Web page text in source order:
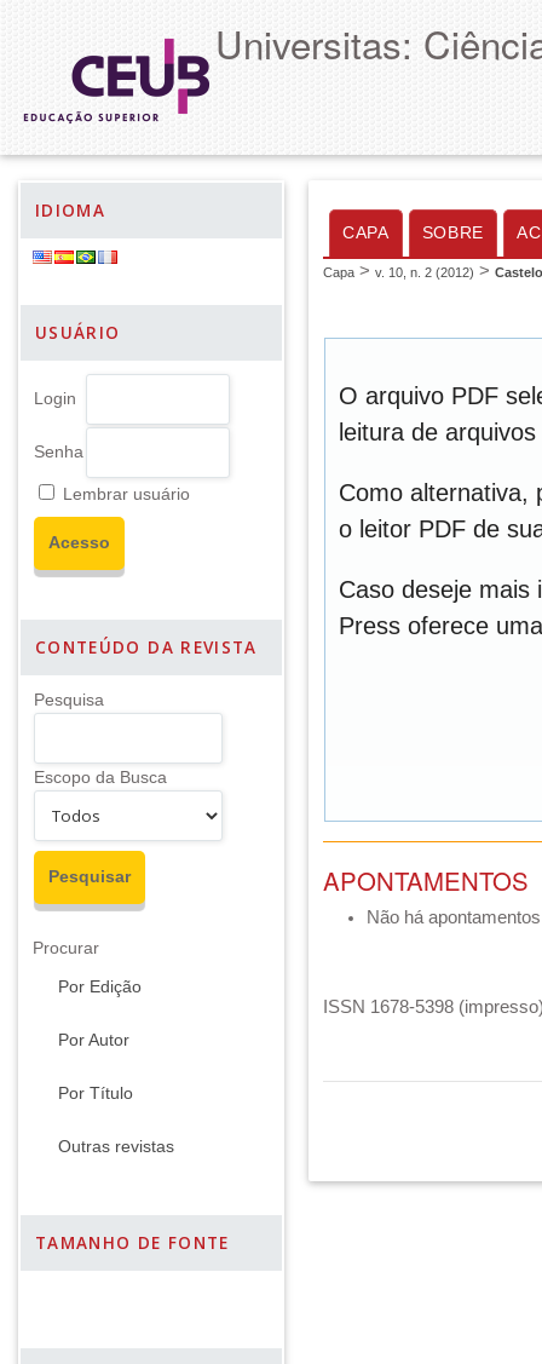
Universitas:
IDIOMA
USUÁRIO
Login
Senha
Lembrar usuário
CONTEÚDO DA REVISTA
Pesquisa
Escopo da Busca
Procurar
Por Edição
Por Autor
Por Título
Outras revistas
TAMANHO DE FONTE
CAPA SOBRE
Capa > v. 10, n. 2 (2012) >
O arquivo PDF
leitura de
Como alternativa,
o leitor PDF de
Caso deseje mais
Press oferece
APONTAMENTOS
Não há
ISSN 1678-5398